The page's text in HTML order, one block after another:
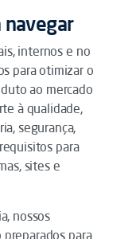
navegar
internos e no
para otimizar o
ao mercado
à qualidade,
segurança,
para
sites e
nossos
para